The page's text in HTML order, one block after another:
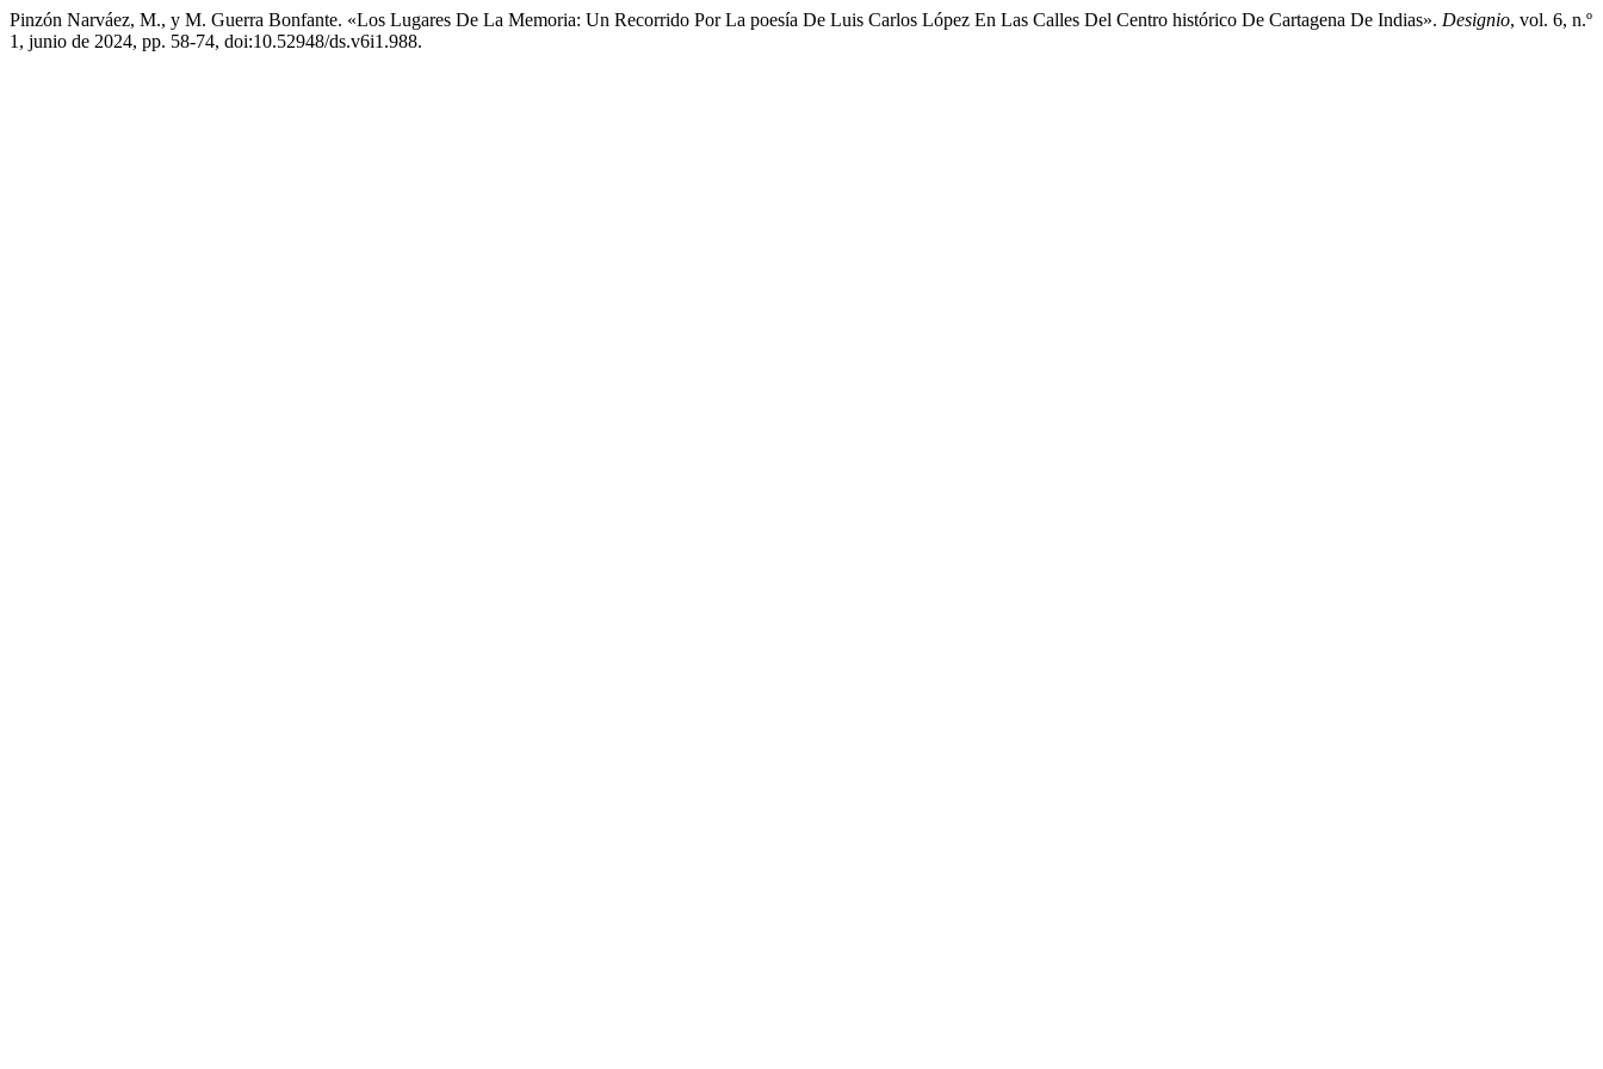
Pinzón Narváez, M., y M. Guerra Bonfante. «Los Lugares De La Memoria: Un Recorrido Por La poesía De Luis Carlos López En Las Calles Del Centro histórico De Cartagena De Indias». Designio, vol. 6, n.º
1, junio de 2024, pp. 58-74, doi:10.52948/ds.v6i1.988.